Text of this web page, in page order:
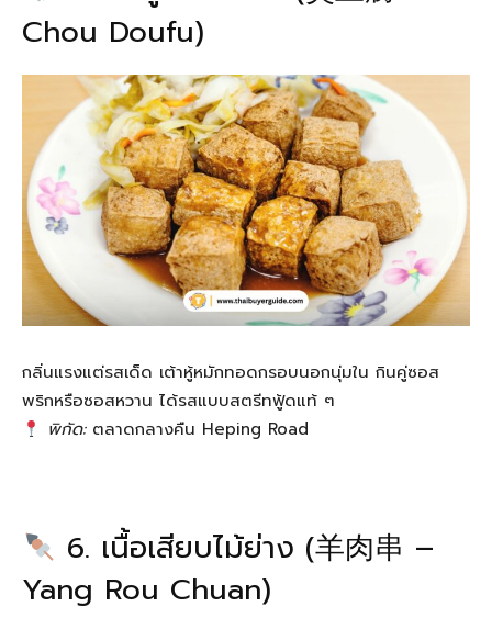
Chou Doufu)
กลิ่นแรงแต่รสเด็ด เต้าหู้หมักทอดกรอบนอกนุ่มใน กินคู่ซอส
พริกหรือซอสหวาน ได้รสแบบสตรีทฟู้ดแท้ ๆ
พิกัด:ตลาดกลางคืน Heping Road
6. เนื้อเสียบไม้ย่าง (羊肉串 –
Yang Rou Chuan)